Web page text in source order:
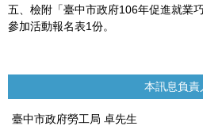
五、檢附「臺中市政府106年促進就業
參加活動報名表1份。
本訊息負責
臺中市政府勞工局 卓先生